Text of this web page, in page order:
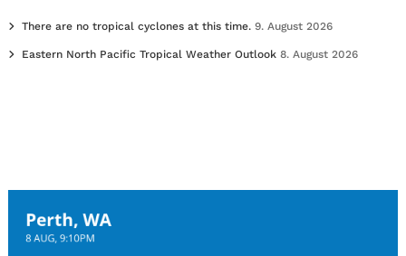
There are no tropical cyclones at this time. 9. August 2026
Eastern North Pacific Tropical Weather Outlook 8. August 2026